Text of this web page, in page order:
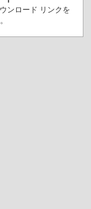
ンロード リンクを